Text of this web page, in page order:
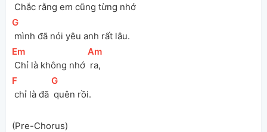
Chắc rằng em cũng từng nhớ
[
G
mình đã nói yêu anh rất lâu.
[Em
Chỉ là không nhớ
[
Am
ra,
[F
chỉ là đã
[
G
quên rồi.
(Pre-Chorus)